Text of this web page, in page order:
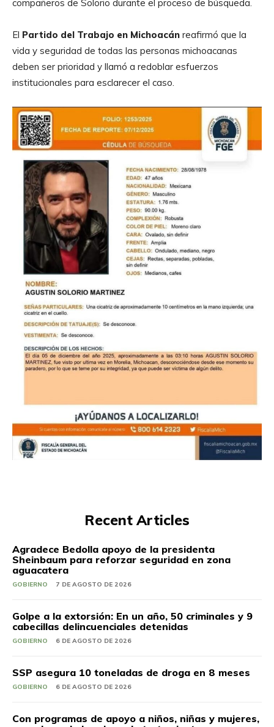
compañeros de Solorio durante el proceso de búsqueda.
El Partido del Trabajo en Michoacán reafirmó que la
vida y seguridad de todas las personas michoacanas
deben ser prioridad y llamó a redoblar esfuerzos
institucionales para esclarecer el caso.
Recent Articles
Agradece Bedolla apoyo de la presidenta
Sheinbaum para reforzar seguridad en zona
aguacatera
GOBIERNO 7 DE AGOSTO DE 2026
Golpe a la extorsión: En un año, 50 criminales y 9
cabecillas delincuenciales detenidas
GOBIERNO 6 DE AGOSTO DE 2026
SSP asegura 10 toneladas de droga en 8 meses
GOBIERNO 6 DE AGOSTO DE 2026
Con programas de apoyo a niños, niñas y mujeres,